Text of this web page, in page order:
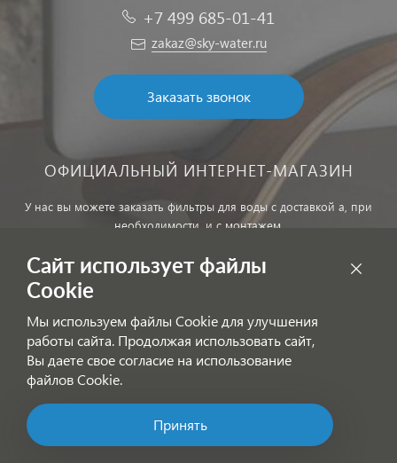
+7 499 685-01-41
zakaz@sky-water.ru
Заказать звонок
ОФИЦИАЛЬНЫЙ ИНТЕРНЕТ-МАГАЗИН
У нас вы можете заказать фильтры для воды с доставкой а, при
необходимости, и с монтажем.
офертой!
Согласие на получение информационных рассылок
Позвоните нам!
Сайт использует файлы
Cookie
Мы используем файлы Cookie для улучшения
работы сайта. Продолжая использовать сайт,
Вы даете свое согласие на использование
файлов Cookie.
Принять